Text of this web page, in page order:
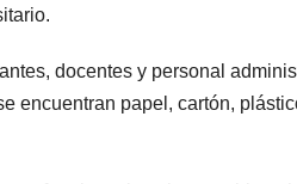
docentes y personal
encuentran papel, cartón,